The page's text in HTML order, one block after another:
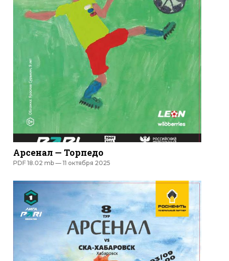
Арсенал — Торпедо
PDF 18.02 mb — 11 октября 2025